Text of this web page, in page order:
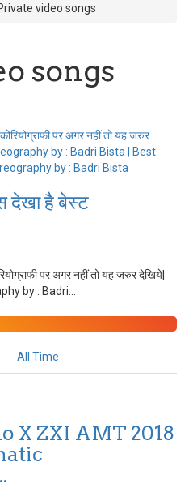
video songs
songs
देखा है बेस्ट
पर अगर नहीं तो यह जरुर देखिये|
by : Badri...
All Time
X ZXI AMT 2018